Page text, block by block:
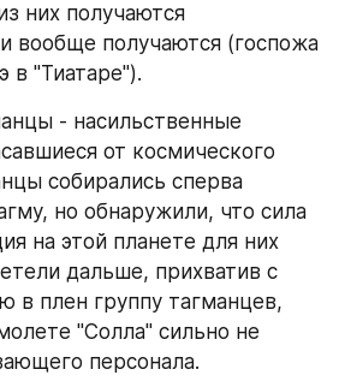
них получаются
вообще получаются (госпожа
в "Тиатаре").
- насильственные
от космического
собирались сперва
но обнаружили, что сила
на этой планете для них
дальше, прихватив с
в плен группу тагманцев,
"Солла" сильно не
персонала.